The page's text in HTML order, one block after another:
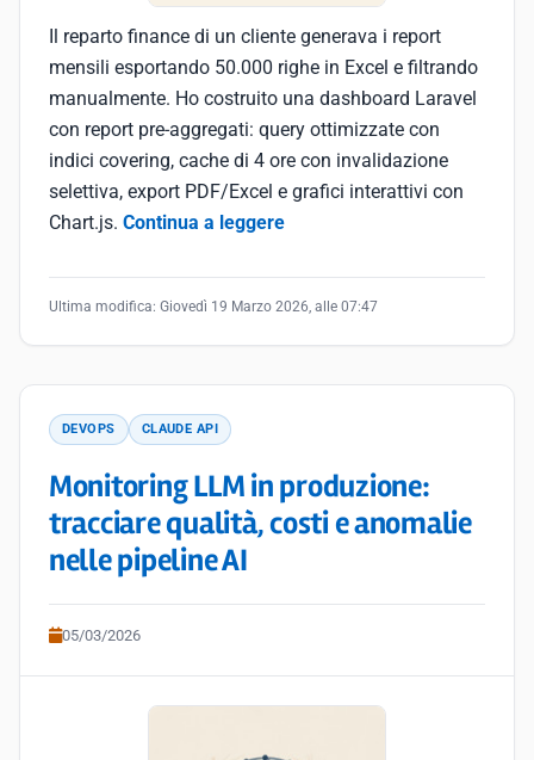
Il reparto finance di un cliente generava i report
mensili esportando 50.000 righe in Excel e filtrando
manualmente. Ho costruito una dashboard Laravel
con report pre-aggregati: query ottimizzate con
indici covering, cache di 4 ore con invalidazione
selettiva, export PDF/Excel e grafici interattivi con
Chart.js. Continua a leggere
Ultima modifica: Giovedì 19 Marzo 2026, alle 07:47
DEVOPS CLAUDE API
Monitoring LLM in produzione:
tracciare qualità, costi e anomalie
nelle pipeline AI
05/03/2026